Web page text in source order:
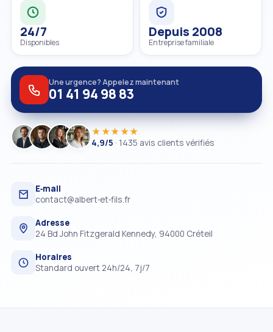
24/7
Disponibles
Depuis 2008
Entreprise familiale
Une urgence? Appelez maintenant
01 41 94 98 83
★★★★★
4,9/5 · 1435 avis clients vérifiés
E‑mail
contact@albert‑et‑fils.fr
Adresse
24 Bd John Fitzgerald Kennedy, 94000 Créteil
Horaires
Standard ouvert 24h/24, 7j/7